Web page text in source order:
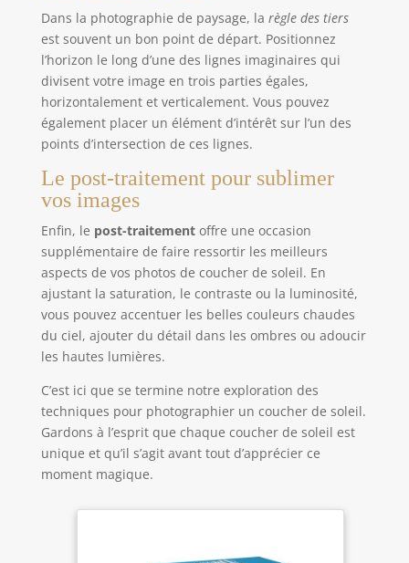
Dans la photographie de paysage, la règle des tiers
est souvent un bon point de départ. Positionnez
l’horizon le long d’une des lignes imaginaires qui
divisent votre image en trois parties égales,
horizontalement et verticalement. Vous pouvez
également placer un élément d’intérêt sur l’un des
points d’intersection de ces lignes.
Le post-traitement pour sublimer
vos images
Enfin, le post-traitementoffre une occasion
supplémentaire de faire ressortir les meilleurs
aspects de vos photos de coucher de soleil. En
ajustant la saturation, le contraste ou la luminosité,
vous pouvez accentuer les belles couleurs chaudes
du ciel, ajouter du détail dans les ombres ou adoucir
les hautes lumières.
C’est ici que se termine notre exploration des
techniques pour photographier un coucher de soleil.
Gardons à l’esprit que chaque coucher de soleil est
unique et qu’il s’agit avant tout d’apprécier ce
moment magique.